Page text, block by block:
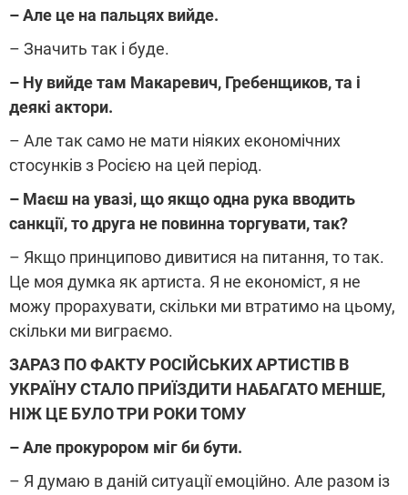
– Але це на пальцях вийде.
– Значить так і буде.
– Ну вийде там Макаревич, Гребенщиков, та і
деякі актори.
– Але так само не мати ніяких економічних
стосунків з Росією на цей період.
– Маєш на увазі, що якщо одна рука вводить
санкції, то друга не повинна торгувати, так?
– Якщо принципово дивитися на питання, то так.
Це моя думка як артиста. Я не економіст, я не
можу прорахувати, скільки ми втратимо на цьому,
скільки ми виграємо.
ЗАРАЗ ПО ФАКТУ РОСІЙСЬКИХ АРТИСТІВ В
УКРАЇНУ СТАЛО ПРИЇЗДИТИ НАБАГАТО МЕНШЕ,
НІЖ ЦЕ БУЛО ТРИ РОКИ ТОМУ
– Але прокурором міг би бути.
– Я думаю в даній ситуації емоційно. Але разом із